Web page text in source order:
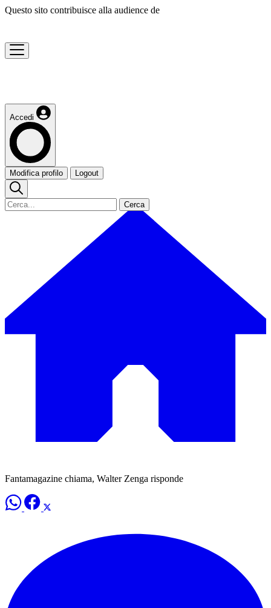
Questo sito contribuisce alla audience de
Accedi
Modifica profilo Logout
Cerca
Fantamagazine chiama, Walter Zenga risponde